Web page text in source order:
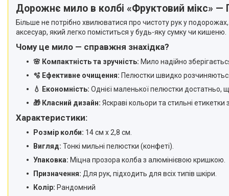
Дорожнє мило в колбі «Фруктовий мікс» —
Більше не потрібно хвилюватися про чистоту рук у
аксесуар, який легко поміститься у будь-яку сумку чи кишеню.
Чому це мило — справжня знахідка?
🌸 Компактність та зручність: Мило надійно
🫧 Ефективне очищення: Пелюстки швидко
💧 Економність: Однієї маленької пелюстки достатньо,
🎁 Класний дизайн: Яскраві кольори та стильні
Характеристики:
Розмір колби: 14 см х 2,8 см.
Вигляд: Тонкі мильні пелюстки (конфеті).
Упаковка: Міцна прозора колба з алюмінієвою кришкою.
Призначення: Для рук, підходить для всіх типів шкіри.
Колір: Рандомний